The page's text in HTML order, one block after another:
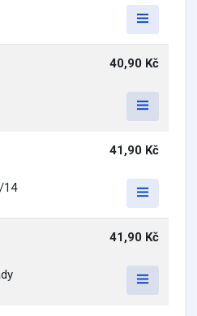
40,90 Kč
14
41,90 Kč
41,90 Kč